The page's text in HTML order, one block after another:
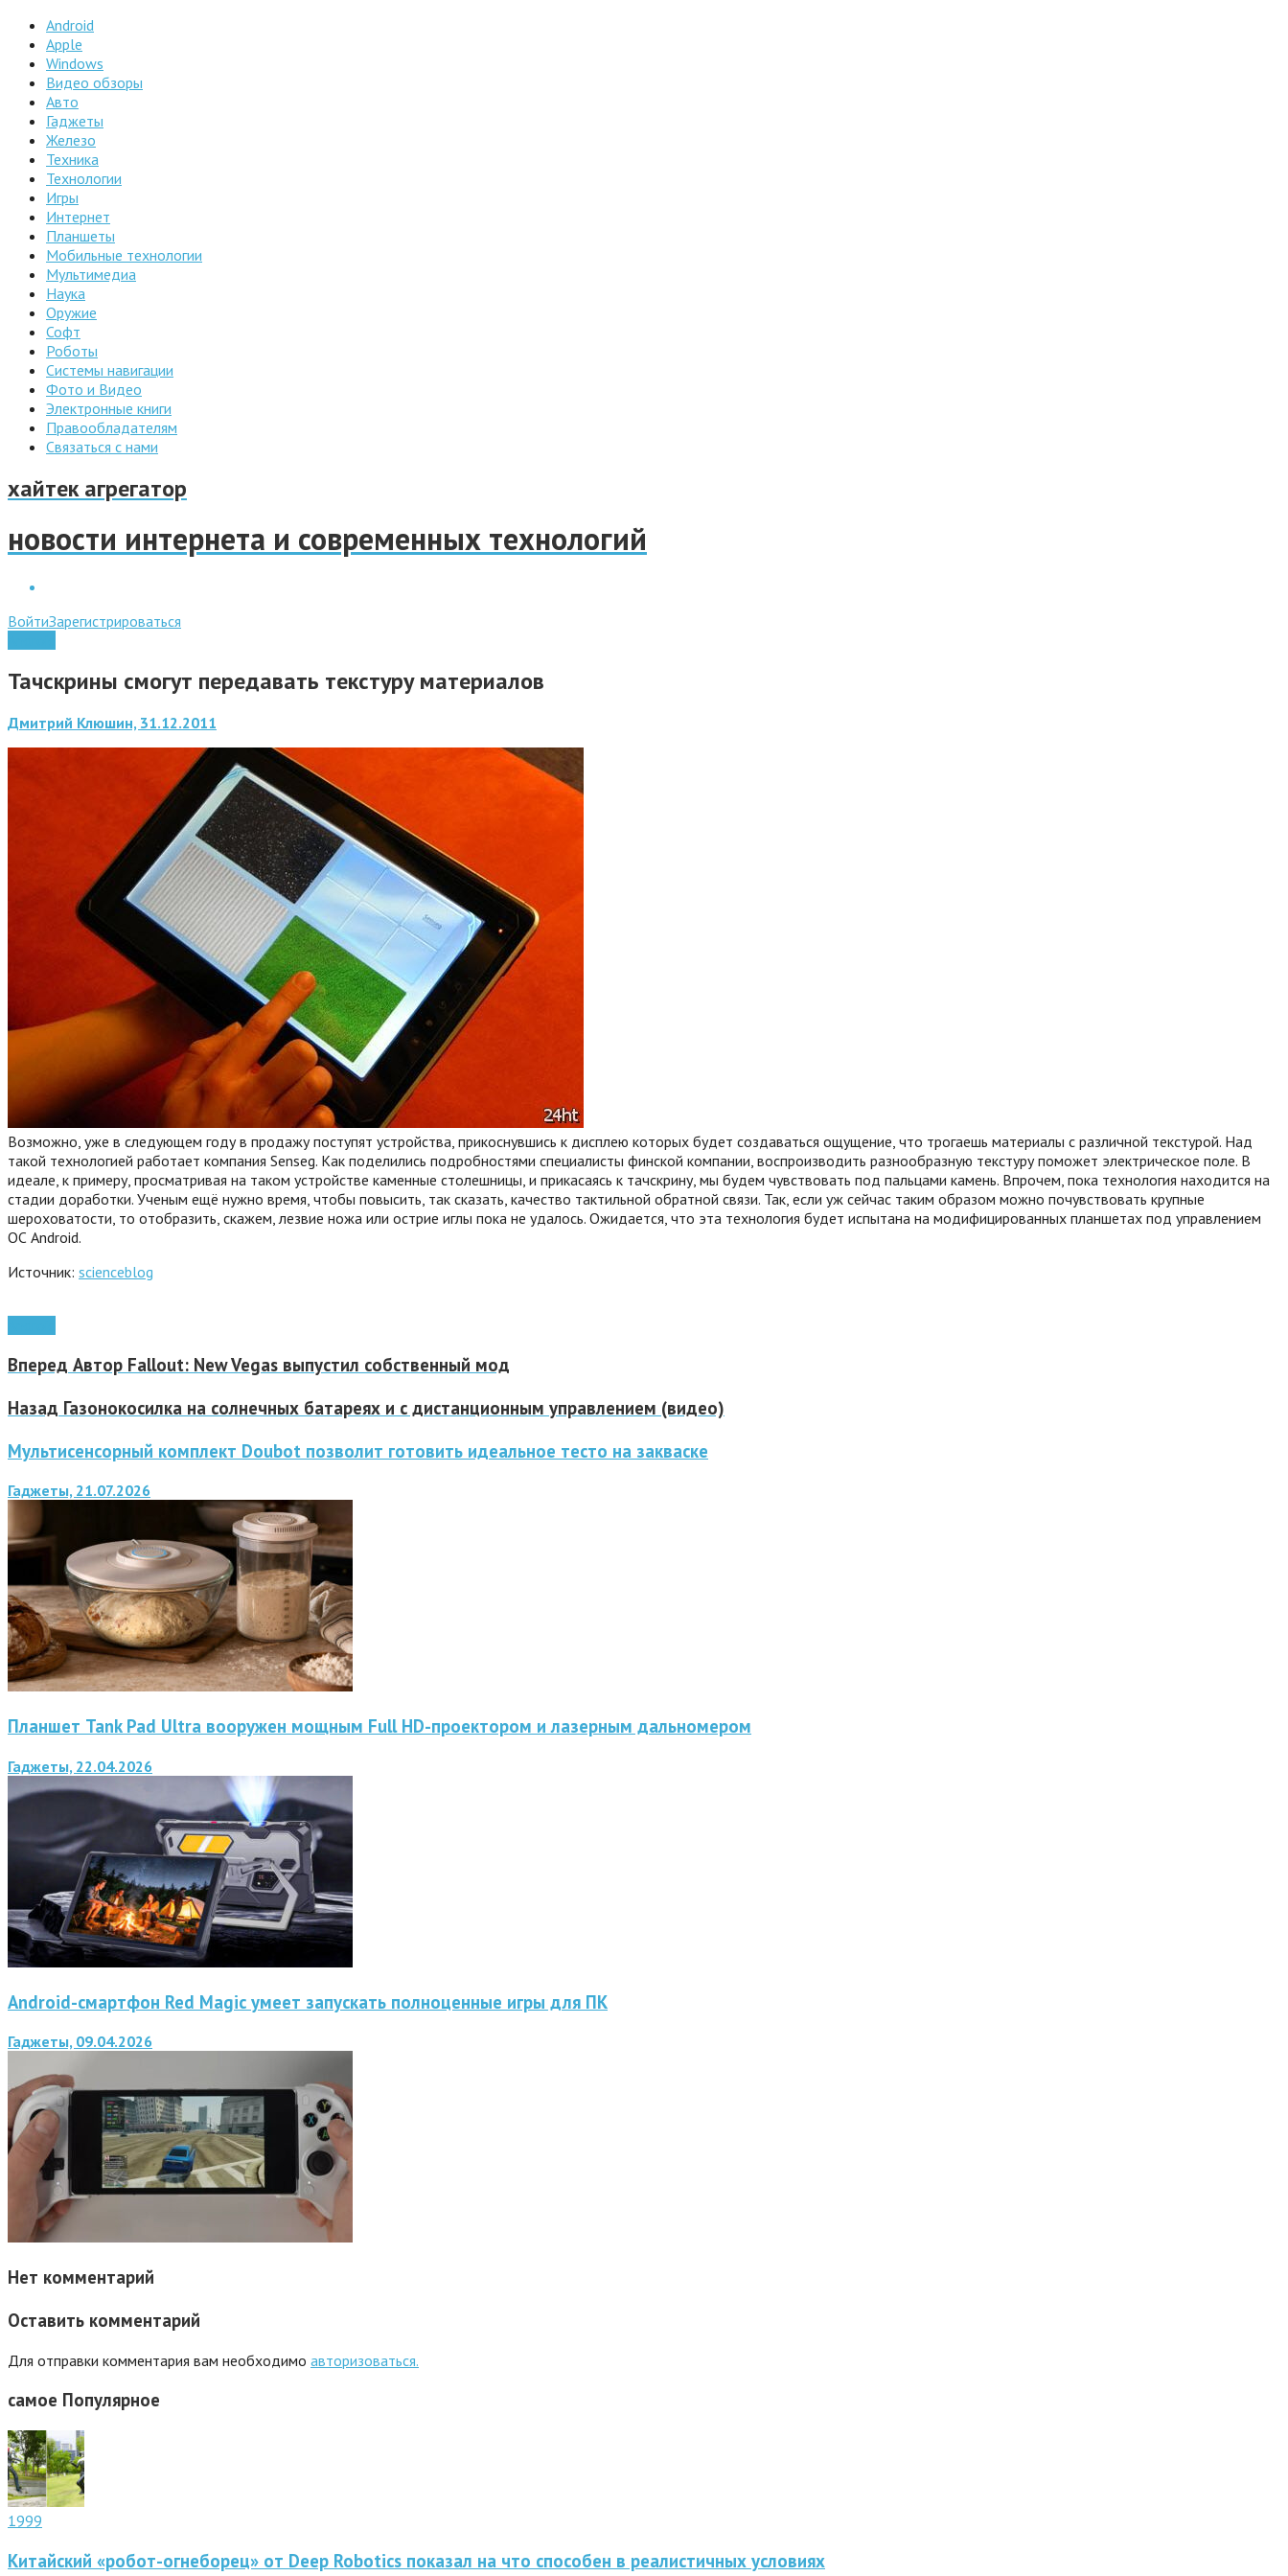
Android
Apple
Windows
Видео обзоры
Авто
Гаджеты
Железо
Техника
Технологии
Игры
Интернет
Планшеты
Мобильные технологии
Мультимедиа
Наука
Оружие
Софт
Роботы
Системы навигации
Фото и Видео
Электронные книги
Правообладателям
Связаться с нами
хайтек агрегатор
новости интернета и современных технологий
ВойтиЗарегистрироваться
Тачскрины смогут передавать текстуру материалов
Дмитрий Клюшин, 31.12.2011
Возможно, уже в следующем году в продажу поступят устройства, прикоснувшись к дисплею которых будет создаваться ощущение, что трогаешь материалы с различной текстурой. Над
такой технологией работает компания Senseg. Как поделились подробностями специалисты финской компании, воспроизводить разнообразную текстуру поможет электрическое поле. В
идеале, к примеру, просматривая на таком устройстве каменные столешницы, и прикасаясь к тачскрину, мы будем чувствовать под пальцами камень. Впрочем, пока технология находится на
стадии доработки. Ученым ещё нужно время, чтобы повысить, так сказать, качество тактильной обратной связи. Так, если уж сейчас таким образом можно почувствовать крупные
шероховатости, то отобразить, скажем, лезвие ножа или острие иглы пока не удалось. Ожидается, что эта технология будет испытана на модифицированных планшетах под управлением
ОС Android.
Источник: scienceblog
Вперед Автор Fallout: New Vegas выпустил собственный мод
Назад Газонокосилка на солнечных батареях и с дистанционным управлением (видео)
Мультисенсорный комплект Doubot позволит готовить идеальное тесто на закваске
Гаджеты, 21.07.2026
Планшет Tank Pad Ultra вооружен мощным Full HD-проектором и лазерным дальномером
Гаджеты, 22.04.2026
Android-смартфон Red Magic умеет запускать полноценные игры для ПК
Гаджеты, 09.04.2026
Нет комментарий
Оставить комментарий
Для отправки комментария вам необходимо авторизоваться.
самое Популярное
1999
Китайский «робот-огнеборец» от Deep Robotics показал на что способен в реалистичных условиях